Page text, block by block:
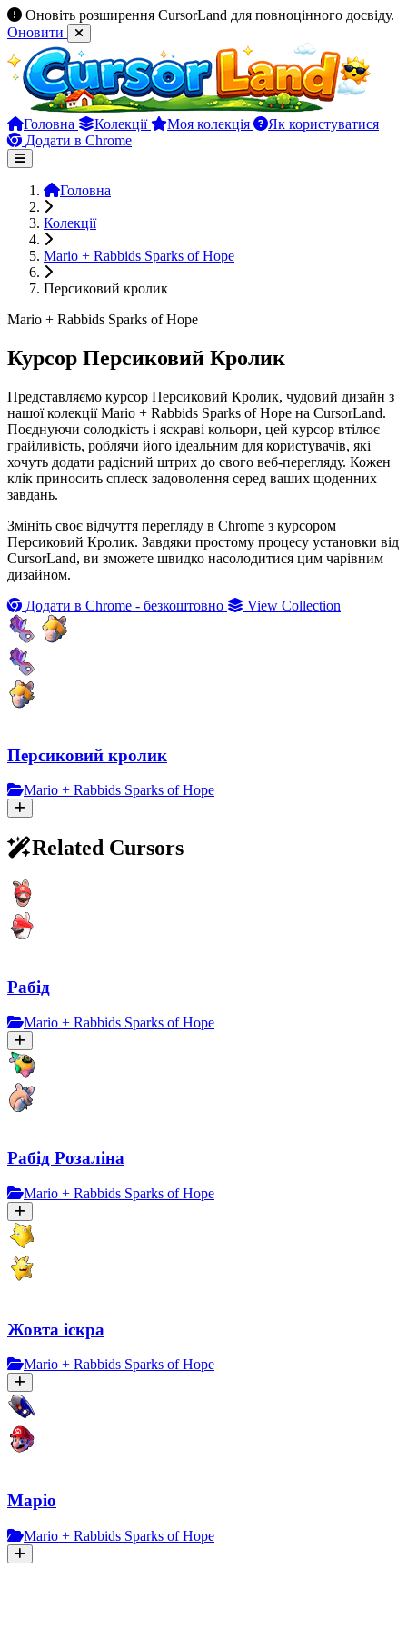
Оновіть розширення CursorLand для повноцінного досвіду.
Оновити
Головна Колекції Моя колекція
Як користуватися
Додати в Chrome
Головна
Колекції
Mario + Rabbids Sparks of Hope
Персиковий кролик
Mario + Rabbids Sparks of Hope
Курсор Персиковий Кролик
Представляємо курсор Персиковий Кролик, чудовий дизайн з
нашої колекції Mario + Rabbids Sparks of Hope на CursorLand.
Поєднуючи солодкість і яскраві кольори, цей курсор втілює
грайливість, роблячи його ідеальним для користувачів, які
хочуть додати радісний штрих до свого веб-перегляду. Кожен
клік приносить сплеск задоволення серед ваших щоденних
завдань.
Змініть своє відчуття перегляду в Chrome з курсором
Персиковий Кролик. Завдяки простому процесу установки від
CursorLand, ви зможете швидко насолодитися цим чарівним
дизайном.
Додати в Chrome - безкоштовно
View Collection
Персиковий кролик
Mario + Rabbids Sparks of Hope
Related Cursors
Рабід
Mario + Rabbids Sparks of Hope
Рабід Розаліна
Mario + Rabbids Sparks of Hope
Жовта іскра
Mario + Rabbids Sparks of Hope
Маріо
Mario + Rabbids Sparks of Hope